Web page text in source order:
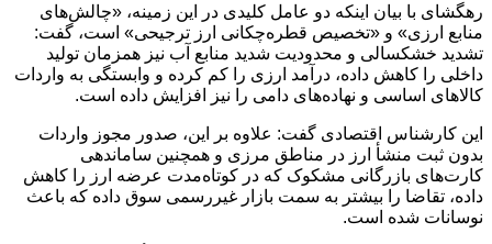
رهگشای با بیان اینکه دو عامل کلیدی در این زمینه، «چالش‌های
منابع ارزی» و «تخصیص قطره‌چکانی ارز ترجیحی» است، گفت:
تشدید خشکسالی و محدودیت شدید منابع آب نیز همزمان تولید
داخلی را کاهش داده، درآمد ارزی را کم کرده و وابستگی به واردات
کالاهای اساسی و نهاده‌های دامی را نیز افزایش داده است.
این کارشناس اقتصادی گفت: علاوه بر این، صدور مجوز واردات
بدون ثبت منشأ ارز در مناطق مرزی و همچنین ساماندهی
کارت‌های بازرگانی مشکوک که در کوتاه‌مدت عرضه ارز را کاهش
داده، تقاضا را بیشتر به سمت بازار غیررسمی سوق داده که باعث
نوسانات شده است.